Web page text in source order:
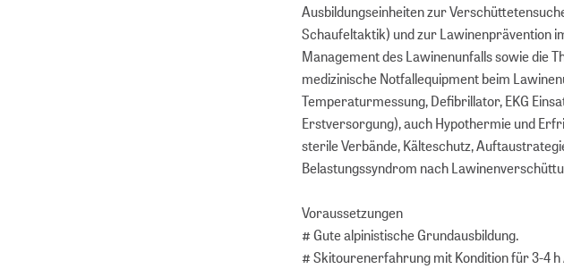
Ausbildungseinheiten zur
Schaufeltaktik) und zur Lawinenprävention
Management des Lawinenunfalls sowie die
medizinische Notfallequipment beim
Temperaturmessung, Defibrillator, EKG
Erstversorgung), auch Hypothermie und
sterile Verbände, Kälteschutz,
Belastungssyndrom nach
Voraussetzungen
# Gute alpinistische Grundausbildung.
# Skitourenerfahrung mit Kondition für 3-4